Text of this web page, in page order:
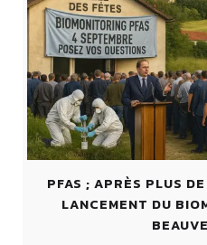
PFAS ; APRÈS PLUS
LANCEMENT DU